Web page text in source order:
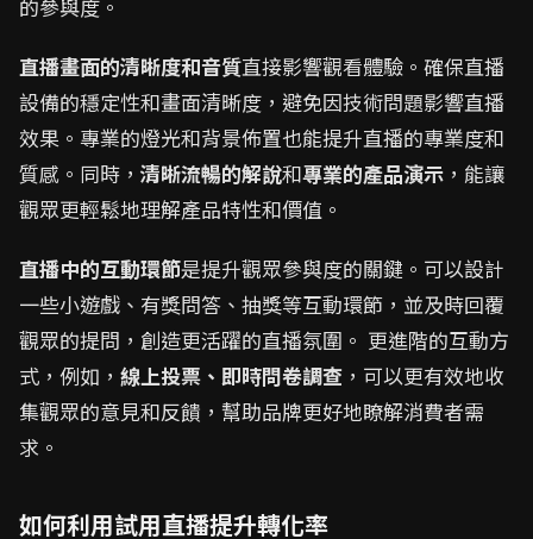
的參與度。
直播畫面的清晰度和音質直接影響觀看體驗。確保直播
設備的穩定性和畫面清晰度，避免因技術問題影響直播
效果。專業的燈光和背景佈置也能提升直播的專業度和
質感。同時， 清晰流暢的解說和專業的產品演示 ，能讓
觀眾更輕鬆地理解產品特性和價值。
直播中的互動環節是提升觀眾參與度的關鍵。可以設計
一些小遊戲、有獎問答、抽獎等互動環節，並及時回覆
觀眾的提問，創造更活躍的直播氛圍。 更進階的互動方
式，例如， 線上投票、即時問卷調查 ，可以更有效地收
集觀眾的意見和反饋，幫助品牌更好地瞭解消費者需
求。
如何利用試用直播提升轉化率